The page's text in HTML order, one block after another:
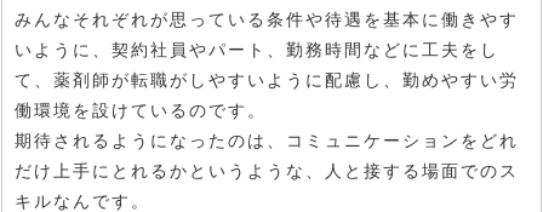
みんなそれぞれが思っている条件や待遇を基本に働きやす
いように、契約社員やパート、勤務時間などに工夫をし
て、薬剤師が転職がしやすいように配慮し、勤めやすい労
働環境を設けているのです。
期待されるようになったのは、コミュニケーションをどれ
だけ上手にとれるかというような、人と接する場面でのス
キルなんです。